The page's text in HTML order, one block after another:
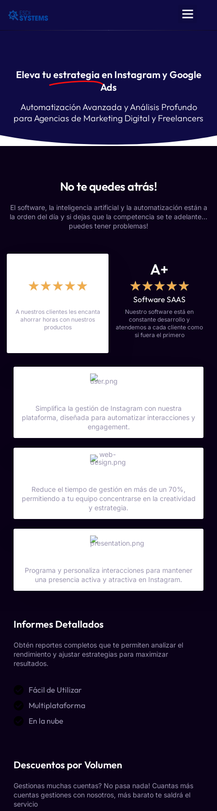
Eleva tu estrategia en Instagram y Google
Ads
Automatización Avanzada y Análisis Profundo
para Agencias de Marketing Digital y Freelancers
No te quedes atrás!
El software, la inteligencia artificial y la automatización están a
la orden del día y si dejas que la competencia se te adelante…
puedes tener problemas!
★★★★★
A nuestros clientes les encanta
ahorrar horas con nuestros
productos
A+
★★★★★
Software SAAS
Nuestro software está en
constante desarrollo y
atendemos a cada cliente como
si fuera el primero
Simplifica la gestión de Instagram con nuestra
plataforma, diseñada para automatizar interacciones y
engagement.
Reduce el tiempo de gestión en más de un 70%,
permitiendo a tu equipo concentrarse en la creatividad
y estrategia.
Programa y personaliza interacciones para mantener
una presencia activa y atractiva en Instagram.
Informes Detallados
Obtén reportes completos que te permiten analizar el
rendimiento y ajustar estrategias para maximizar
resultados.
Fácil de Utilizar
Multiplataforma
En la nube
Descuentos por Volumen
Gestionas muchas cuentas? No pasa nada! Cuantas más
cuentas gestiones con nosotros, más barato te saldrá el
servicio